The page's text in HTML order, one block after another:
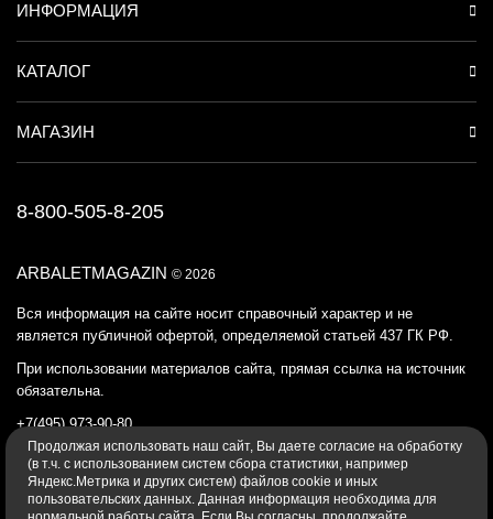
ARBALETMAGAZIN © 2026
Вся информация на сайте носит справочный характер и не
является публичной офертой, определяемой статьей 437 ГК РФ.
При использовании материалов сайта, прямая ссылка на источник
обязательна.
+7(495) 973-90-80
Политика конфиденциальности
ИНФОРМАЦИЯ
КАТАЛОГ
МАГАЗИН
8-800-505-8-205
Продолжая использовать наш cайт, Вы даете согласие на обработку
(в т.ч. с использованием систем сбора статистики, например
Яндекс.Метрика и других систем) файлов cookie и иных
пользовательских данных. Данная информация необходима для